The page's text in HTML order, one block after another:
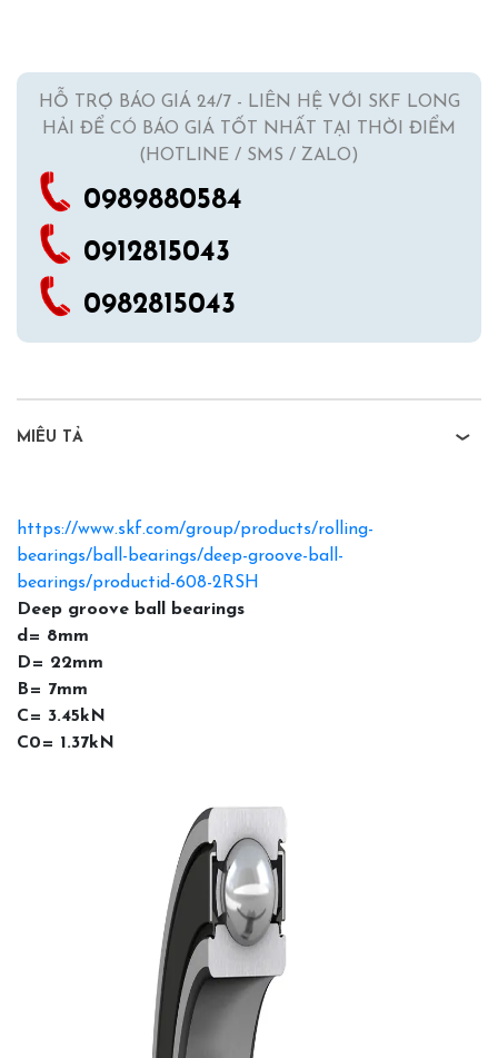
HỖ TRỢ BÁO GIÁ 24/7 - LIÊN HỆ VỚI SKF LONG
HẢI ĐỂ CÓ BÁO GIÁ TỐT NHẤT TẠI THỜI ĐIỂM
(HOTLINE / SMS / ZALO)
0989880584
0912815043
0982815043
MIÊU TẢ
https://www.skf.com/group/products/rolling-
bearings/ball-bearings/deep-groove-ball-
bearings/productid-608-2RSH
Deep groove ball bearings
d= 8mm
D= 22mm
B= 7mm
C= 3.45kN
C0= 1.37kN